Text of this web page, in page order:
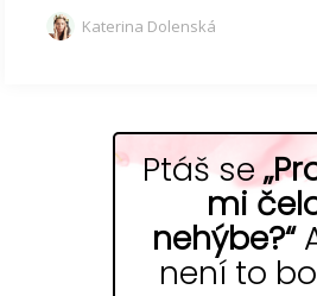
Katerina Dolenská
Ptáš se
mi
nehýbe?“
není to